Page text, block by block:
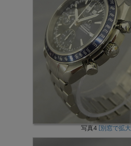
写真4 [別窓で拡大